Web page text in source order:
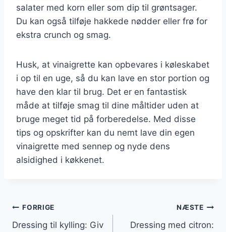
salater med korn eller som dip til grøntsager.
Du kan også tilføje hakkede nødder eller frø for
ekstra crunch og smag.
Husk, at vinaigrette kan opbevares i køleskabet
i op til en uge, så du kan lave en stor portion og
have den klar til brug. Det er en fantastisk
måde at tilføje smag til dine måltider uden at
bruge meget tid på forberedelse. Med disse
tips og opskrifter kan du nemt lave din egen
vinaigrette med sennep og nyde dens
alsidighed i køkkenet.
Indlægsnavigation
FORRIGE
Dressing til kylling: Giv
NÆSTE
Dressing med citron: